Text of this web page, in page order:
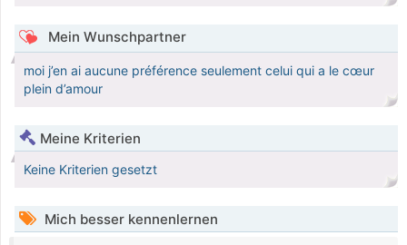
Mein Wunschpartner
moi j’en ai aucune préférence seulement celui qui a le cœur
plein d’amour
Meine Kriterien
Keine Kriterien gesetzt
Mich besser kennenlernen